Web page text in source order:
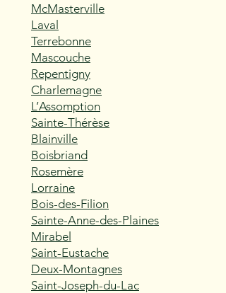
McMasterville
Laval
Terrebonne
Mascouche
Repentigny
Charlemagne
L’Assomption
Sainte-Thérèse
Blainville
Boisbriand
Rosemère
Lorraine
Bois-des-Filion
Sainte-Anne-des-Plaines
Mirabel
Saint-Eustache
Deux-Montagnes
Saint-Joseph-du-Lac